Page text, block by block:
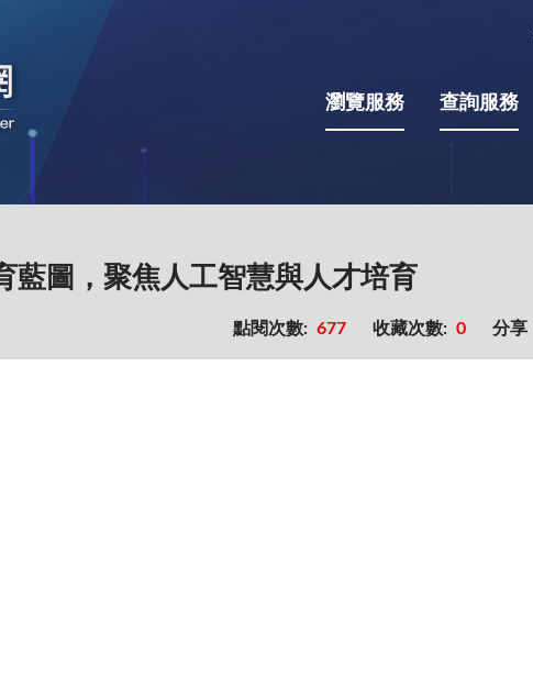
瀏覽服務 查詢服務
藍圖，聚焦人工智慧與人才培育
點閱次數: 677 收藏次數: 0 分享